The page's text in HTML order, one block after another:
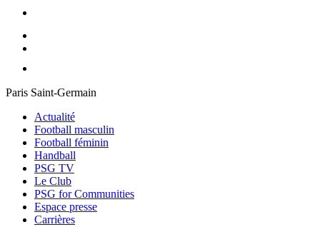
Paris Saint-Germain
Actualité
Football masculin
Football féminin
Handball
PSG TV
Le Club
PSG for Communities
Espace presse
Carrières